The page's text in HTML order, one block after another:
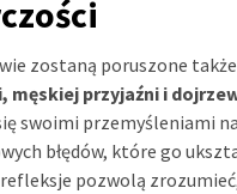
zostaną poruszone także
męskiej przyjaźni i
swoimi przemyśleniami
błędów, które go
pozwolą